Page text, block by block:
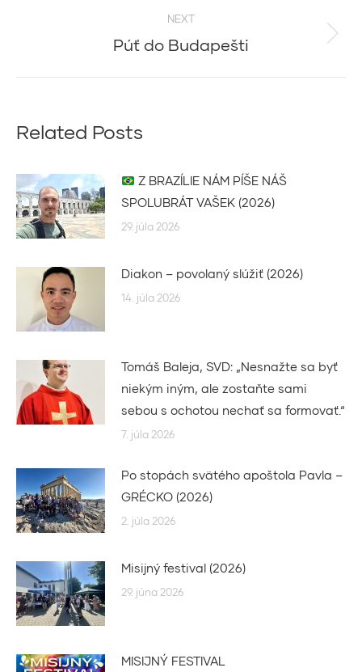
NEXT
Next
Púť do Budapešti
Related Posts
Z BRAZÍLIE NÁM PÍŠE NÁŠ
SPOLUBRÁT VAŠEK (2026)
29. júla 2026
Diakon – povolaný slúžiť (2026)
14. júla 2026
Tomáš Baleja, SVD: „Nesnažte sa byť
niekým iným, ale zostaňte sami
sebou s ochotou nechať sa formovať.“
7. júla 2026
Po stopách svätého apoštola Pavla –
GRÉCKO (2026)
2. júla 2026
Misijný festival (2026)
29. júna 2026
MISIJNÝ FESTIVAL